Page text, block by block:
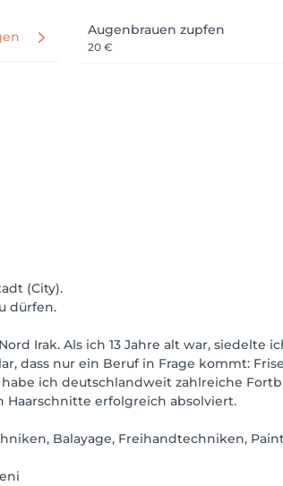
Augenbrauen zupfen
20 €
(City).
dürfen.
Irak. Als ich 13 Jahre alt war,
dass nur ein Beruf in Frage kommt:
ich deutschlandweit zahlreiche
Haarschnitte erfolgreich absolviert.
Balayage, Freihandtechniken,